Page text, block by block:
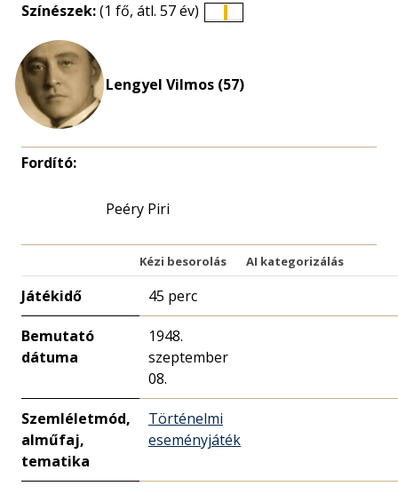
Színészek:(1 fő, átl. 57 év)
Lengyel Vilmos (57)
Fordító:
Peéry Piri
Kézi besorolás AI kategorizálás
Játékidő 45 perc
Bemutató
dátuma
1948.
szeptember
08.
Szemléletmód,
alműfaj,
tematika
Történelmi
eseményjáték